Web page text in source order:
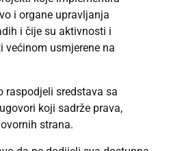
i organe upravljanja
i čije su aktivnosti i
usmjerene na
raspodjeli sredstava sa
koji sadrže prava,
strana.